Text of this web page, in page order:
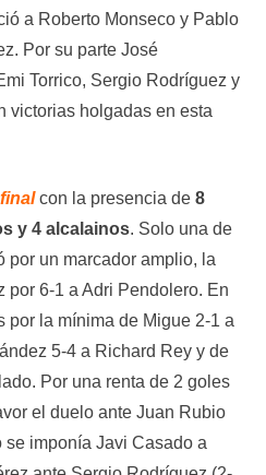
a Roberto Monseco y Pablo
Por su parte José
Torrico, Sergio Rodríguez y
victorias holgadas en esta
con la presencia de 8
y 4 alcalainos. Solo una de
por un marcador amplio, la
por 6-1 a Adri Pendolero. En
por la mínima de Migue 2-1 a
5-4 a Richard Rey y de
Por una renta de 2 goles
el duelo ante Juan Rubio
se imponía Javi Casado a